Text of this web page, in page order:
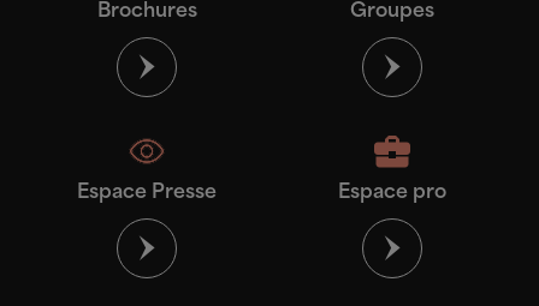
Brochures Groupes
Espace Presse Espace pro